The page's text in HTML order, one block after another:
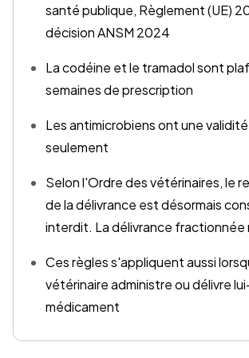
santé publique, Règlement (UE)
décision ANSM 2024
La codéine et le tramadol sont
semaines de prescription
Les antimicrobiens ont une
seulement
Selon l'Ordre des vétérinaires, le
de la délivrance est désormais
interdit. La délivrance fractionnée
Ces règles s'appliquent aussi
vétérinaire administre ou délivre
médicament